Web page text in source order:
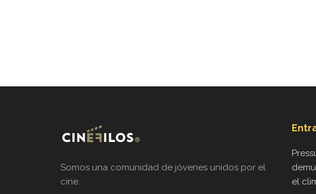
Somos una comunidad de jóvenes unidos por el
cine.
el